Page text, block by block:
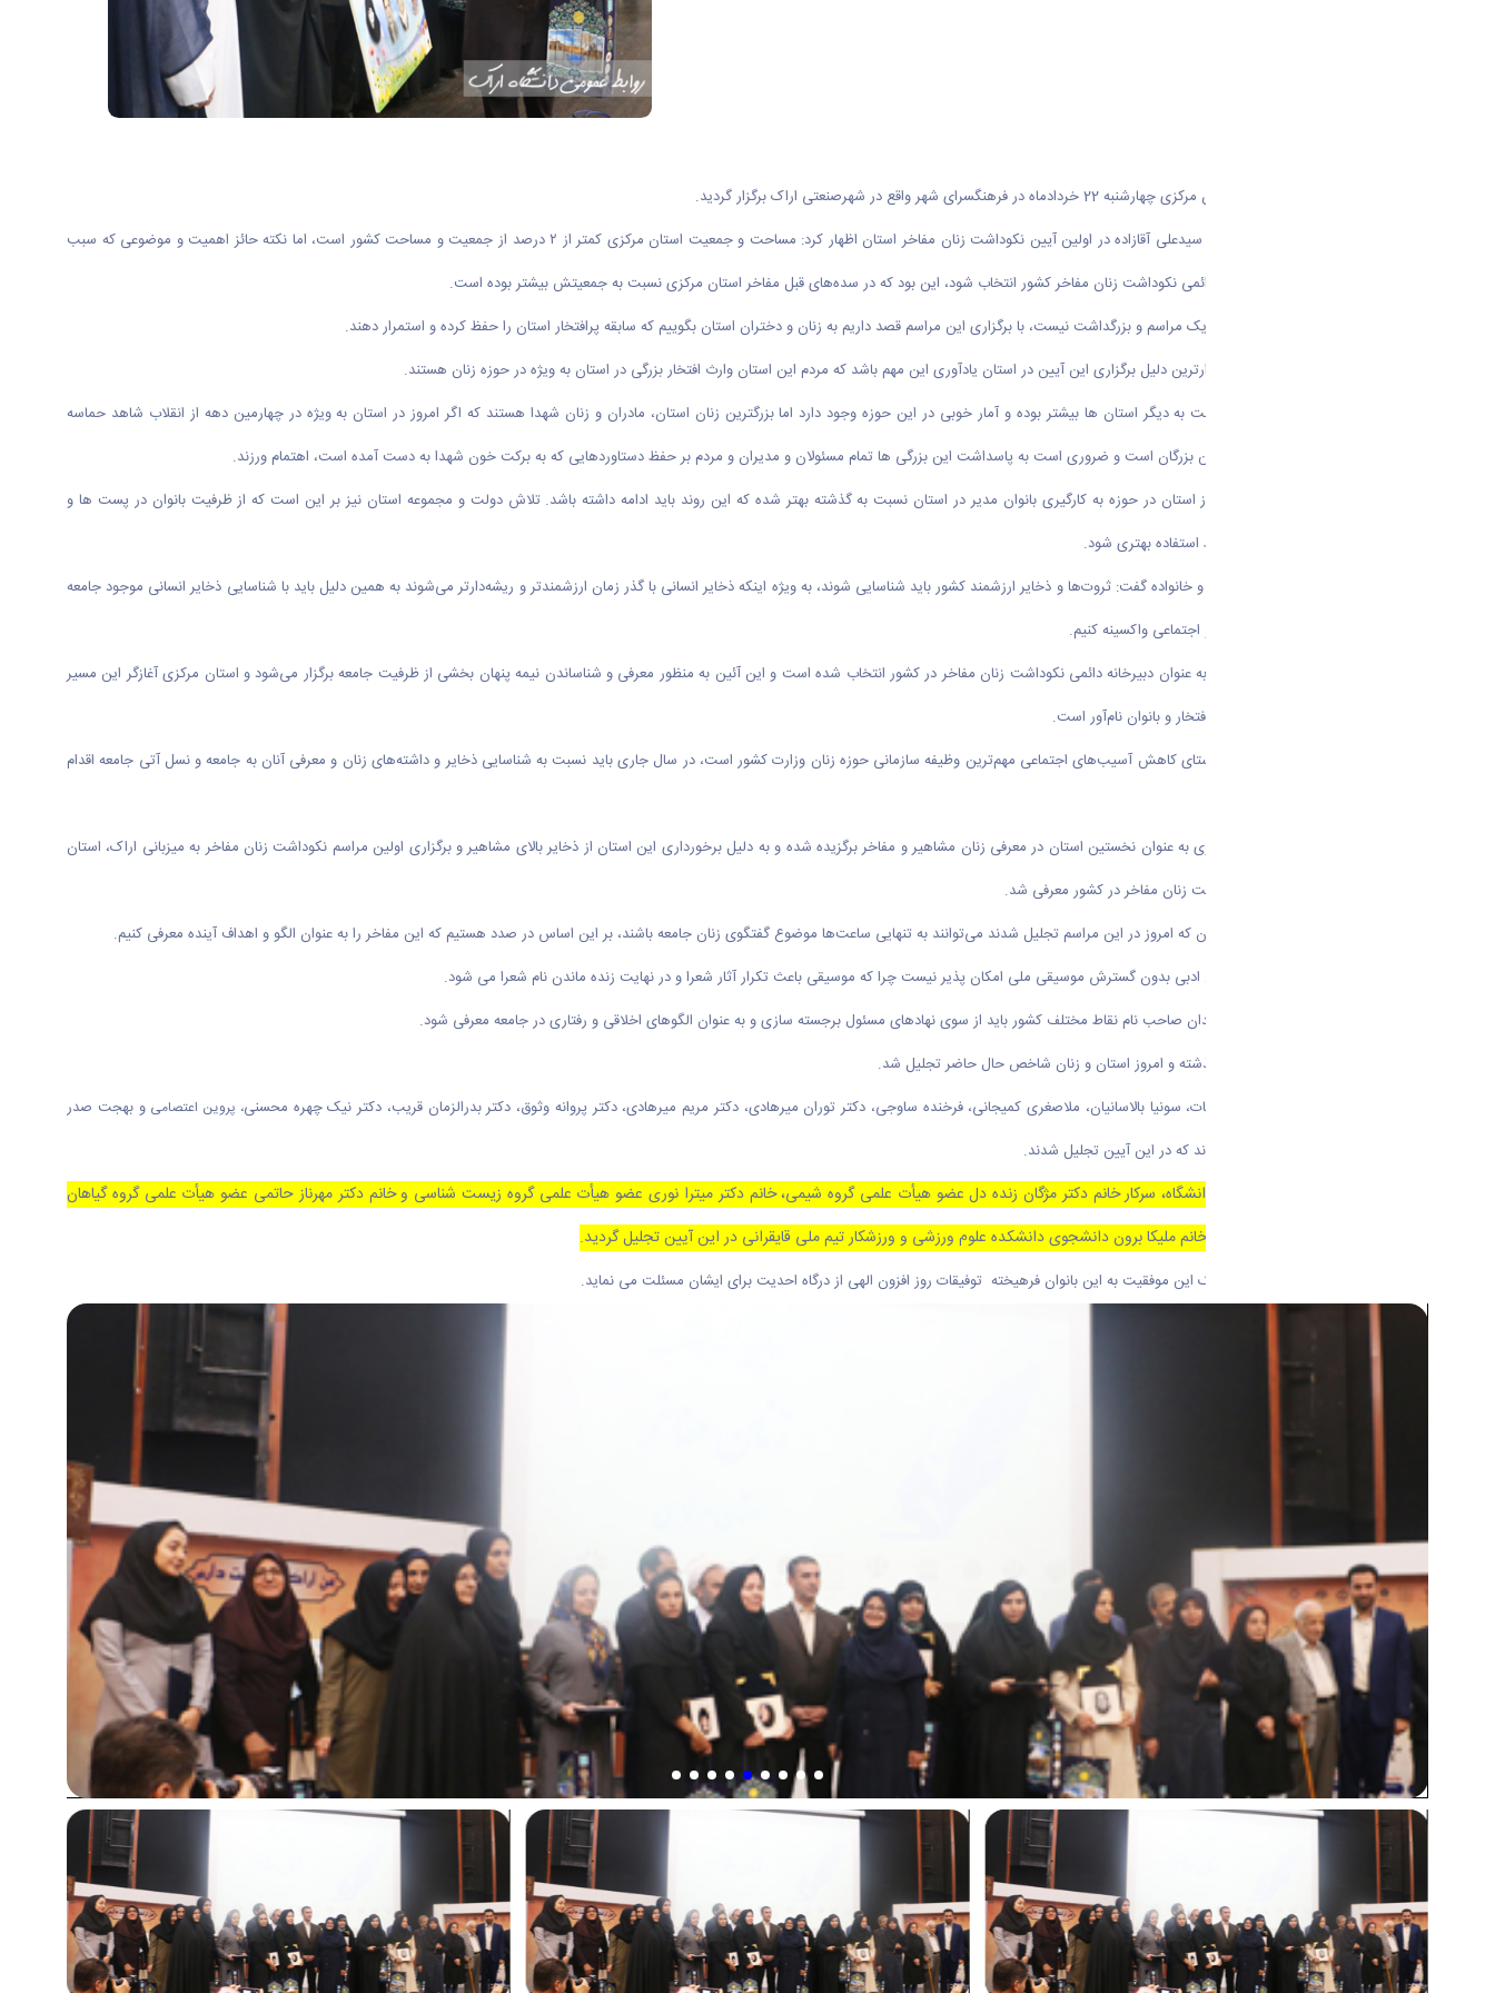
اولین آیین نکوداشت زنان مفاخر استان مرکزی چهارشنبه 22 خردادماه در فرهنگسرای شهر واقع در شهرصنعتی اراک برگزار گردید.
به گزارش روابط عمومی دانشگاه اراک، سیدعلی آقازاده در اولین آیین نکوداشت زنان مفاخر استان اظهار کرد: مساحت و جمعیت استان مرکزی کمتر از ۲ درصد از جمعیت و مساحت کشور است، اما نکته حائز اهمیت و موضوعی که سبب
شده استان مرکزی به عنوان دبیرخانه دائمی نکوداشت زنان مفاخر کشور انتخاب شود، این بود که در سده‌های قبل مفاخر استان مرکزی نسبت به جمعیتش بیشتر بوده است.
وی افزود: هدف نهایی ما صرفا برگزاری یک مراسم و بزرگداشت نیست، با برگزاری این مراسم قصد داریم به زنان و دختران استان بگوییم که سابقه پرافتخار استان را حفظ کرده و استمرار دهند.
آقازاده بیان کرد: شاید مهمترین و استوارترین دلیل برگزاری این آیین در استان یادآوری این مهم باشد که مردم این استان وارث افتخار بزرگی در استان به ویژه در حوزه زنان هستند.
وی ادامه داد: مفاخر استان مرکزی نسبت به دیگر استان ها بیشتر بوده و آمار خوبی در این حوزه وجود دارد اما بزرگترین زنان استان، مادران و زنان شهدا هستند که اگر امروز در استان به ویژه در چهارمین دهه از انقلاب شاهد حماسه
سازی‌هایی هستیم به سبب وجود همین بزرگان است و ضروری است به پاسداشت این بزرگی ها تمام مسئولان و مدیران و مردم بر حفظ دستاوردهایی که به برکت خون شهدا به دست آمده است، اهتمام ورزند.
استاندار مرکزی اضافه کرد: شرایط امروز استان در حوزه به کارگیری بانوان مدیر در استان نسبت به گذشته بهتر شده که این روند باید ادامه داشته باشد. تلاش دولت و مجموعه استان نیز بر این است که از ظرفیت بانوان در پست ها و
سمت‌های خاص و مدیریت های مرتبط استفاده بهتری شود.
در ادامه مشاور وزیر کشور در امور زنان و خانواده گفت: ثروت‌ها و ذخایر ارزشمند کشور باید شناسایی شوند، به ویژه اینکه ذخایر انسانی با گذر زمان ارزشمندتر و ریشه‌دارتر می‌شوند به همین دلیل باید با شناسایی ذخایر انسانی موجود جامعه
و خودمان را در برابر آسیب‌های فردی و اجتماعی واکسینه کنیم.
وی در ادامه اظهار نمود: استان مرکزی به عنوان دبیرخانه دائمی نکوداشت زنان مفاخر در کشور انتخاب شده است و این آئین به منظور معرفی و شناساندن نیمه پنهان بخشی از ظرفیت جامعه برگزار می‌شود و استان مرکزی آغازگر این مسیر
طولانی در راستای شناسایی مشاهیر پرافتخار و بانوان نام‌آور است.
وی افزود: با توجه به اینکه تلاش در راستای کاهش آسیب‌های اجتماعی مهم‌ترین وظیفه سازمانی حوزه زنان وزارت کشور است، در سال جاری باید نسبت به شناسایی ذخایر و داشته‌های زنان و معرفی آنان به جامعه و نسل آتی جامعه اقدام
نظری‌پورکیایی تصریح کرد: استان مرکزی به عنوان نخستین استان در معرفی زنان مشاهیر و مفاخر برگزیده شده و به دلیل برخورداری این استان از ذخایر بالای مشاهیر و برگزاری اولین مراسم نکوداشت زنان مفاخر به میزبانی اراک، استان
مرکزی به عنوان دبیرخانه دائمی نکوداشت زنان مفاخر در کشور معرفی شد.
شاه‌ رضایی بیان کرد: آثار شعرا و فعالان ادبی بدون گسترش موسیقی ملی امکان پذیر نیست چرا که موسیقی باعث تکرار آثار شعرا و در نهایت زنده ماندن نام شعرا می شود.
وی افزود: ویژگی های مفاخر و اندیشمندان صاحب نام نقاط مختلف کشور باید از سوی نهادهای مسئول برجسته سازی و به عنوان الگوهای اخلاقی و رفتاری در جامعه معرفی شود.
عالم تاج قائم مقامی، قدس السلطنه بیات، سونیا بالاسانیان، ملاصغری کمیجانی، فرخنده ساوجی، دکتر توران میرهادی، دکتر مریم میرهادی، دکتر پروانه وثوق، دکتر بدرالزمان قریب، دکتر نیک چهره محسنی، پروین اعتصامی و بهجت صدر
ضمنا از سه تن از اساتید فرهیخته دانشگاه، سرکار خانم دکتر مژگان زنده دل عضو هیأت علمی گروه شیمی، خانم دکتر میترا نوری عضو هیأت علمی گروه زیست شناسی و خانم دکتر مهرناز حاتمی عضو هیأت علمی گروه گیاهان
دارویی دانشگاه اراک و نیز از سرکار خانم ملیکا برون دانشجوی دانشکده علوم ورزشی و ورزشکار تیم ملی قایقرانی در این آیین تجلیل گردید.
روابط عمومی دانشگاه اراک ضمن تبریک این موفقیت به این بانوان فرهیخته توفیقات روز افزون الهی از درگاه احدیت برای ایشان مسئلت می نماید.